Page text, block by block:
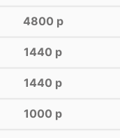
4800 р
1440 р
1440 р
1000 р